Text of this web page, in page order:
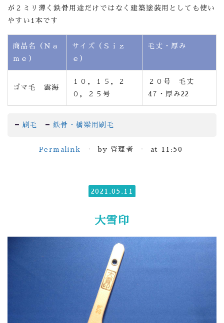
が２ミリ薄く鉄骨用途だけではなく建築塗装用としても使い
やすい1本です
商品名（Ｎａ
ｍｅ）
サイズ（Ｓｉｚ
ｅ）
毛丈・厚み
ゴマ毛 雲海
１０，１５，２
０，２５号
２０号 毛丈
47・厚み22
刷毛 鉄骨・橋梁用刷毛
Permalink by 管理者 at 11:50
2021.05.11
大雪印